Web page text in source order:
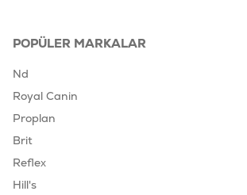
POPÜLER MARKALAR
Nd
Royal Canin
Proplan
Brit
Reflex
Hill's